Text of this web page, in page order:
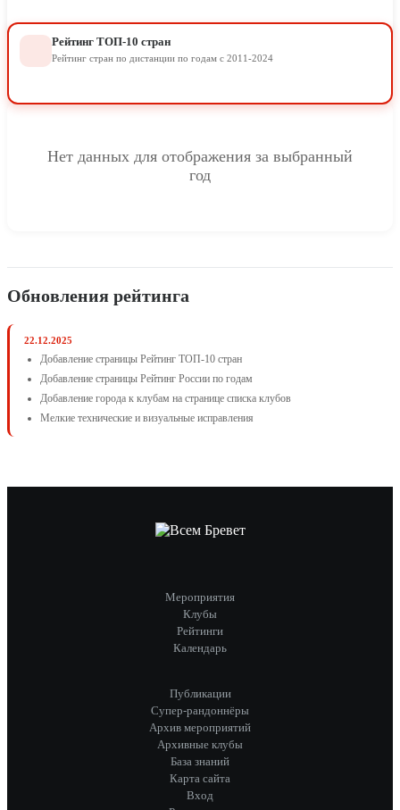
Рейтинг ТОП-10 стран
Рейтинг стран по дистанции по годам с 2011-2024
Нет данных для отображения за выбранный
год
Обновления рейтинга
22.12.2025
Добавление страницы Рейтинг ТОП-10 стран
Добавление страницы Рейтинг России по годам
Добавление города к клубам на странице списка клубов
Мелкие технические и визуальные исправления
Мероприятия
Клубы
Рейтинги
Календарь
Публикации
Супер-рандоннёры
Архив мероприятий
Архивные клубы
База знаний
Карта сайта
Вход